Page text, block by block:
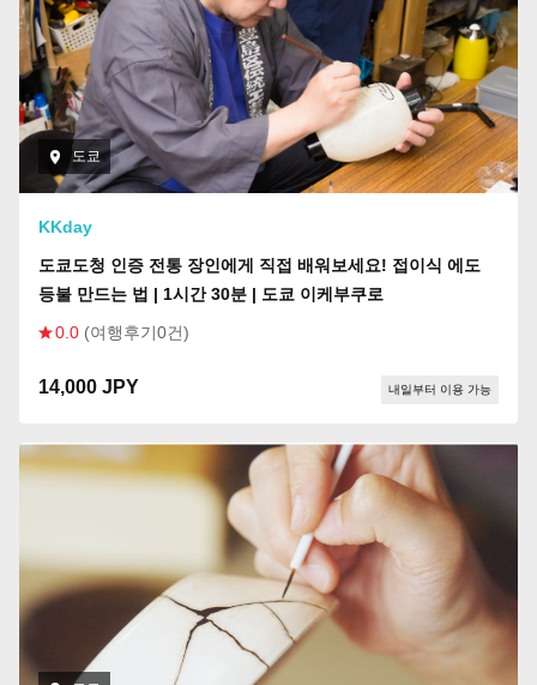
도쿄
KKday
도쿄도청 인증 전통 장인에게 직접 배워보세요! 접이식 에도
등불 만드는 법 | 1시간 30분 | 도쿄 이케부쿠로
0.0 (여행후기0건)
14,000 JPY 내일부터 이용 가능